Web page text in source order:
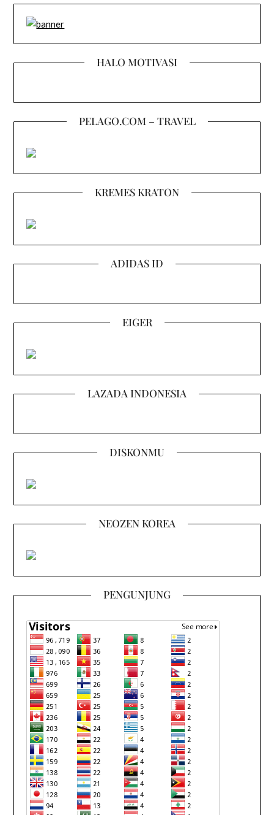
HALO MOTIVASI
PELAGO.COM – TRAVEL
KREMES KRATON
ADIDAS ID
EIGER
LAZADA INDONESIA
DISKONMU
NEOZEN KOREA
PENGUNJUNG